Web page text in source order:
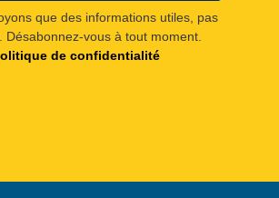
que des informations utiles, pas
Désabonnez-vous à tout moment.
de confidentialité